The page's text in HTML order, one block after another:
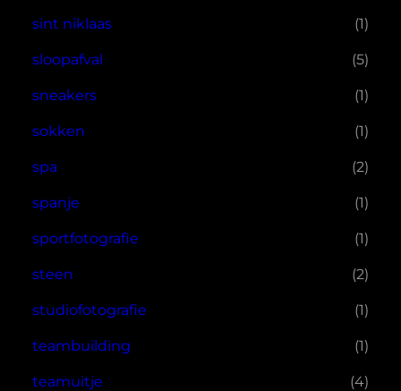
sint niklaas (1)
sloopafval (5)
sneakers (1)
sokken (1)
spa (2)
spanje (1)
sportfotografie (1)
steen (2)
studiofotografie (1)
teambuilding (1)
teamuitje (4)